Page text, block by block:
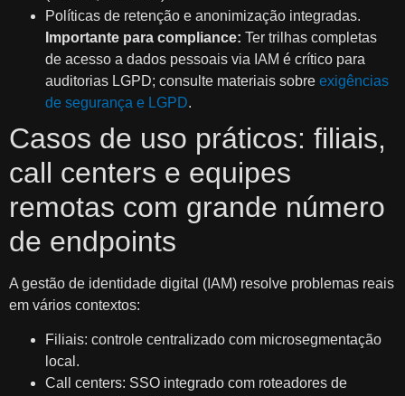
Políticas de retenção e anonimização integradas.
Importante para compliance: Ter trilhas completas
de acesso a dados pessoais via IAM é crítico para
auditorias LGPD; consulte materiais sobre exigências
de segurança e LGPD.
Casos de uso práticos: filiais,
call centers e equipes
remotas com grande número
de endpoints
A gestão de identidade digital (IAM) resolve problemas reais
em vários contextos:
Filiais: controle centralizado com microsegmentação
local.
Call centers: SSO integrado com roteadores de